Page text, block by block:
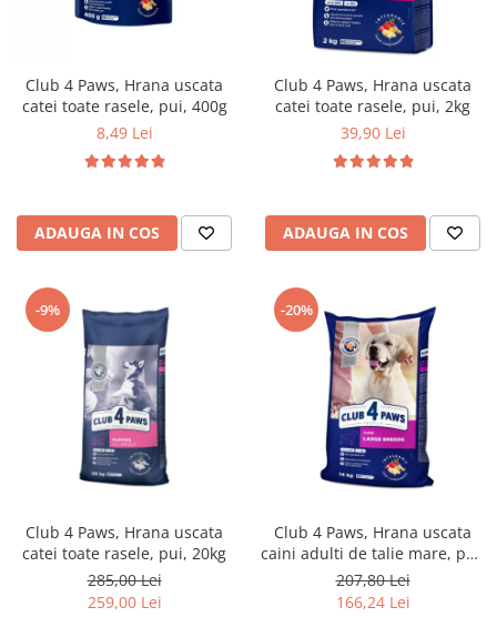
Club 4 Paws, Hrana uscata
catei toate rasele, pui, 400g
8,49 Lei
ADAUGA IN COS
Club 4 Paws, Hrana uscata
catei toate rasele, pui, 2kg
39,90 Lei
ADAUGA IN COS
-9%
Club 4 Paws, Hrana uscata
catei toate rasele, pui, 20kg
285,00 Lei
259,00 Lei
-20%
Club 4 Paws, Hrana uscata
caini adulti de talie mare, pui,
14kg
207,80 Lei
166,24 Lei